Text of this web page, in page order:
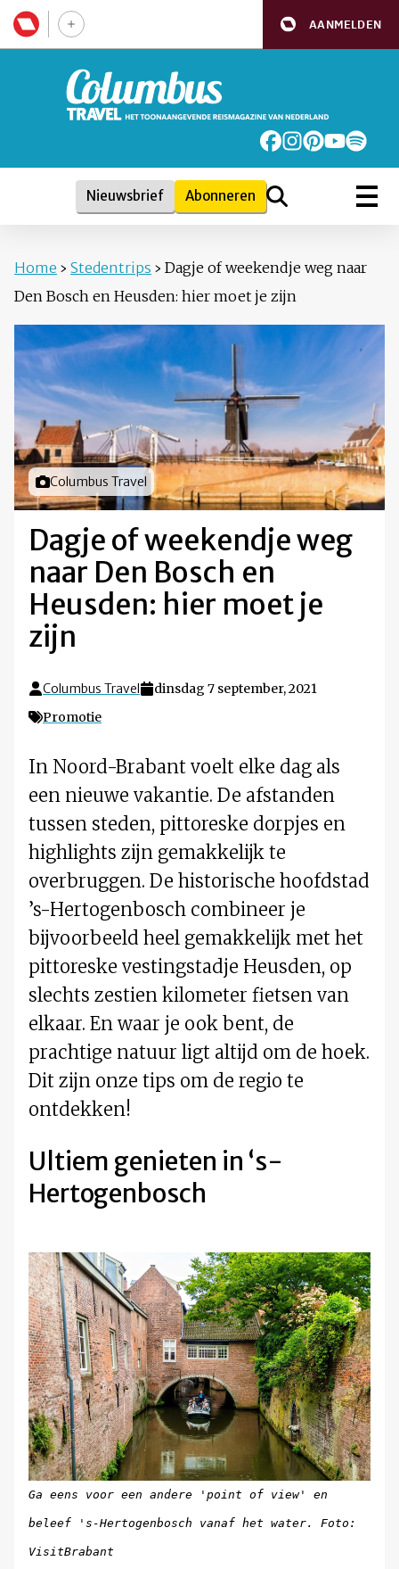
AANMELDEN
Nieuwsbrief Abonneren
Home › Stedentrips › Dagje of weekendje weg naar
Den Bosch en Heusden: hier moet je zijn
Foto door
Columbus Travel
Dagje of weekendje weg
naar Den Bosch en
Heusden: hier moet je
zijn
Columbus Travel
dinsdag 7 september, 2021
Promotie
In Noord-Brabant voelt elke dag als
een nieuwe vakantie. De afstanden
tussen steden, pittoreske dorpjes en
highlights zijn gemakkelijk te
overbruggen. De historische hoofdstad
’s-Hertogenbosch combineer je
bijvoorbeeld heel gemakkelijk met het
pittoreske vestingstadje Heusden, op
slechts zestien kilometer fietsen van
elkaar. En waar je ook bent, de
prachtige natuur ligt altijd om de hoek.
Dit zijn onze tips om de regio te
ontdekken!
Ultiem genieten in ‘s-
Hertogenbosch
Ga eens voor een andere 'point of view' en
beleef 's-Hertogenbosch vanaf het water. Foto:
VisitBrabant